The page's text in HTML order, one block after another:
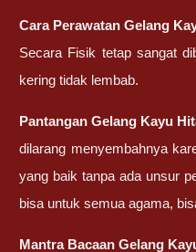
Cara Perawatan Gelang
Secara Fisik tetap sangat
kering tidak lembab.
Pantangan Gelang Kayu
dilarang menyembahnya
yang baik tanpa ada unsur
bisa untuk semua agama,
Mantra BacaanGelang